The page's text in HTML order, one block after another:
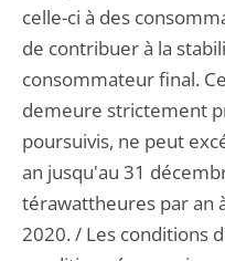
celle-ci à des
de contribuer à la
consommateur final.
demeure strictement
poursuivis, ne peut
an jusqu'au 31
térawattheures par an
2020. / Les conditions